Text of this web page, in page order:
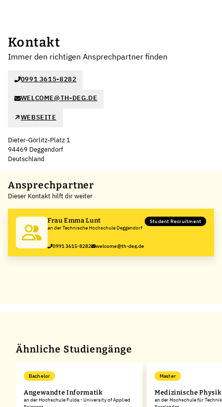
Kontakt
Immer den richtigen Ansprechpartner finden
0991 3615-8282
WELCOME@TH-DEG.DE
WEBSEITE
Dieter-Görlitz-Platz 1
94469 Deggendorf
Deutschland
+
−
Ansprechpartner
Dieser Kontakt hilft dir weiter
Frau Emma Lunt
an der Technische Hochschule Deggendorf
Student Recruitment
0991 3615-8282 welcome@th-deg.de
Ähnliche Studiengänge
Bachelor
Angewandte Informatik
an der Hochschule Fulda - University of Applied
Master
Medizinische Physik
an der Hochschule für